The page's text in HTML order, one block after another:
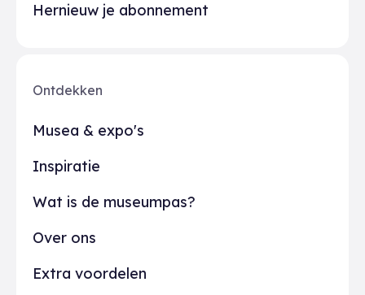
Ontdekken
Musea & expo's
Inspiratie
Wat is de museumpas?
Over ons
Extra voordelen
Hernieuw je abonnement